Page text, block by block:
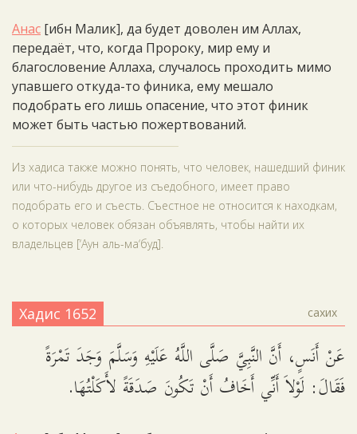
Анас [ибн Малик], да будет доволен им Аллах,
передаёт, что, когда Пророку, мир ему и
благословение Аллаха, случалось проходить мимо
упавшего откуда-то финика, ему мешало
подобрать его лишь опасение, что этот финик
может быть частью пожертвований.
Из хадиса также можно понять, что человек, нашедший финик
или что-нибудь другое из съедобного, имеет право
подобрать его и съесть. Съестное не относится к находкам,
о которых человек обязан объявлять, чтобы найти их
владельцев [‘Аун аль-ма‘буд].
Хадис 1652 сахих
عَنْ أَنَسٍ، أَنَّ النَّبِيَّ صَلَّى اللَّهُ عَلَيْهِ وَسَلَّمَ وَجَدَ تَمْرَةً
فَقَالَ: لَوْلاَ أَنِّي أَخَافُ أَنْ تَكُونَ صَدَقَةً لأَكَلْتُهَا.